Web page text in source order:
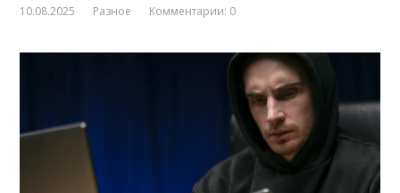
10.08.2025 Разное Комментарии: 0